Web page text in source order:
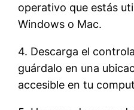
operativo que estás
Windows o Mac.
4. Descarga el
guárdalo en una
accesible en tu